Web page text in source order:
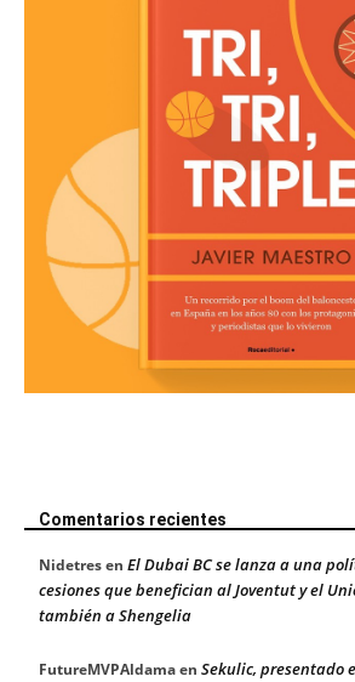
Comentarios recientes
Nidetresen El Dubai BC se lanza a una
cesiones que benefician al Joventut y el
también a Shengelia
FutureMVPAldamaen Sekulic, presentado